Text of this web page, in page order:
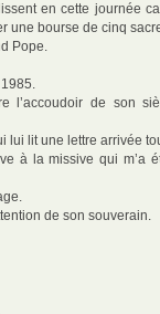
en cette journée
une bourse de cinq
Pope.
l’accoudoir de son
lui lit une lettre arrivée
à la missive qui m’a
de son souverain.